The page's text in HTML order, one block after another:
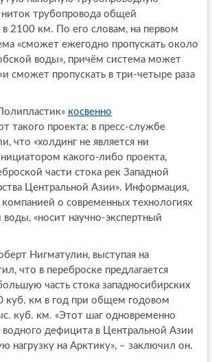
трубопровода общей
2100 км. По его словам, на первом
«сможет ежегодно пропускать около
воды», причём система может
сможет пропускать в три-четыре раза
косвенно
такого проекта: в пресс-службе
что «холдинг не является ни
какого-либо проекта,
части стока рек Западной
Центральной Азии». Информация,
компанией о современных технологиях
воды, «носит научно-экспертный
Нигматулин, выступая на
что в переброске предлагается
часть стока западносибирских
куб. км в год при общем годовом
куб. км. «Этот шаг одновременно
дефицита в Центральной Азии
нагрузку на Арктику», – заключил он.